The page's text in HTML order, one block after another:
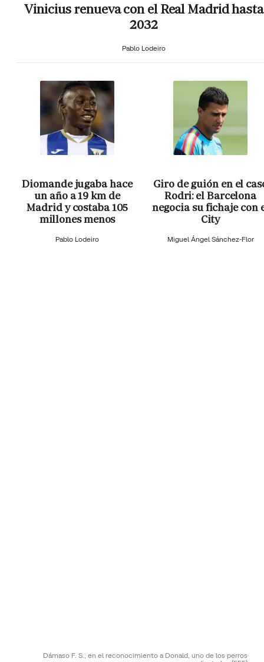
Vinicius renueva con el Real Madrid hasta
2032
Pablo Lodeiro
Diomande jugaba hace
un año a 19 km de
Madrid y costaba 105
millones menos
Pablo Lodeiro
Giro de guión en el
Rodri: el Barcelona
negocia su fichaje con
City
Miguel Ángel Sánchez-Flor
Dámaso F. S., en el reconocimiento a Donald, uno de los perros